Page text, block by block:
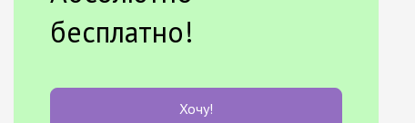
бесплатно!
Хочу!